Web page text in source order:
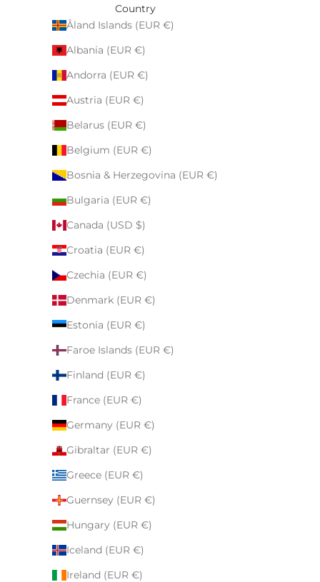
Country
Åland Islands (EUR €)
Albania (EUR €)
Andorra (EUR €)
Austria (EUR €)
Belarus (EUR €)
Belgium (EUR €)
Bosnia & Herzegovina (EUR €)
Bulgaria (EUR €)
Canada (USD $)
Croatia (EUR €)
Czechia (EUR €)
Denmark (EUR €)
Estonia (EUR €)
Faroe Islands (EUR €)
Finland (EUR €)
France (EUR €)
Germany (EUR €)
Gibraltar (EUR €)
Greece (EUR €)
Guernsey (EUR €)
Hungary (EUR €)
Iceland (EUR €)
Ireland (EUR €)